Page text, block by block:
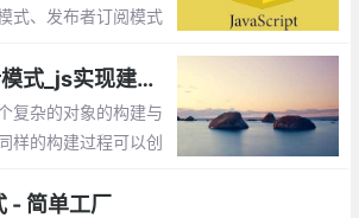
式、发布者订阅模式
JavaScript设计模式_js实现建造者模式
复杂的对象的构建与
样的构建过程可以创
模式则是将各种产品
- 简单工厂